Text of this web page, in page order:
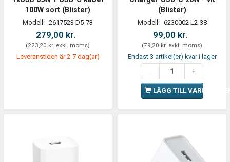
100W sort (Blister)
Modell: 2617523 D5-73
279,00 kr.
(223,20 kr. exkl. moms)
Leveranstiden är 2-7 dag(ar)
(Blister)
Modell: 6230002 L2-38
99,00 kr.
(79,20 kr. exkl. moms)
Endast 3 artikel(er) kvar i lager
LÄGG TILL